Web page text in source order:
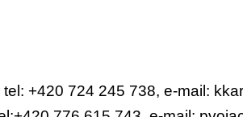
+420 724 245 738, e-mail: